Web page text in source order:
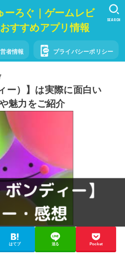
ーろぐ｜ゲームレビ
すすめアプリ情報
者情報 プライバシーポリシー
SEARCH
ー）】は実際に面白い
魅力をご紹介
はてブ 送る Pocket